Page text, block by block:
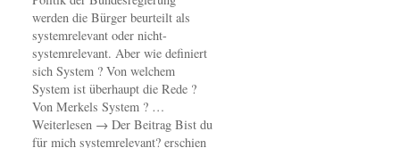
werden die Bürger beurteilt als
systemrelevant oder nicht-
systemrelevant. Aber wie definiert
sich System ? Von welchem
System ist überhaupt die Rede ?
Von Merkels System ? …
Weiterlesen → Der Beitrag Bist du
für mich systemrelevant? erschien